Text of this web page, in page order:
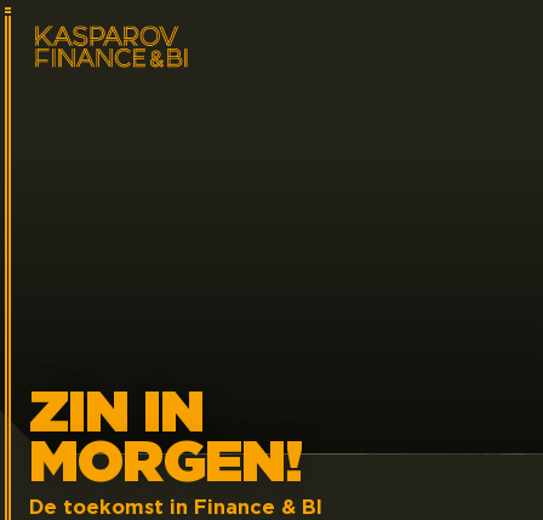
ZIN IN
MORGEN!
De toekomst in Finance & BI